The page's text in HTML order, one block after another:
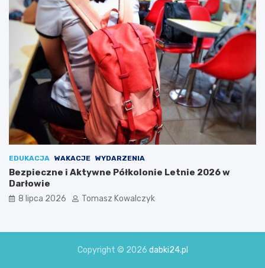
EDUKACJA WAKACJE WYDARZENIA
Bezpieczne i Aktywne Półkolonie Letnie 2026 w
Darłowie
8 lipca 2026 Tomasz Kowalczyk
Copyright © 2026 dabki24.pl